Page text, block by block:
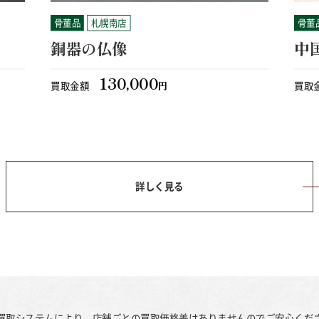
骨董品 札幌南店
銅器の仏像
買取金額 130,000円
骨董
中
買取
詳しく見る